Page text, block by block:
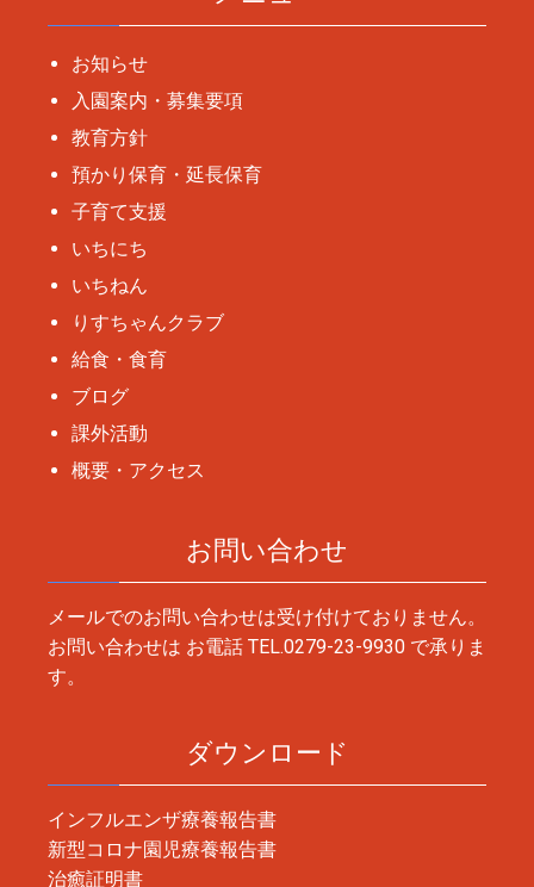
シ
ョ
ン
お知らせ
入園案内・募集要項
教育方針
預かり保育・延長保育
子育て支援
いちにち
いちねん
りすちゃんクラブ
給食・食育
ブログ
課外活動
概要・アクセス
お問い合わせ
メールでのお問い合わせは受け付けておりません。
お問い合わせは お電話 TEL.0279-23-9930 で承りま
す。
ダウンロード
インフルエンザ療養報告書
新型コロナ園児療養報告書
治癒証明書